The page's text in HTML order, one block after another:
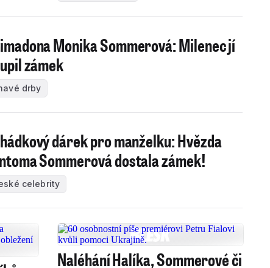
Monika Sommerová: Milenec jí
zámek
drby
dárek pro manželku: Hvězda
Sommerová dostala zámek!
celebrity
Naléhání Halíka, Sommerové či